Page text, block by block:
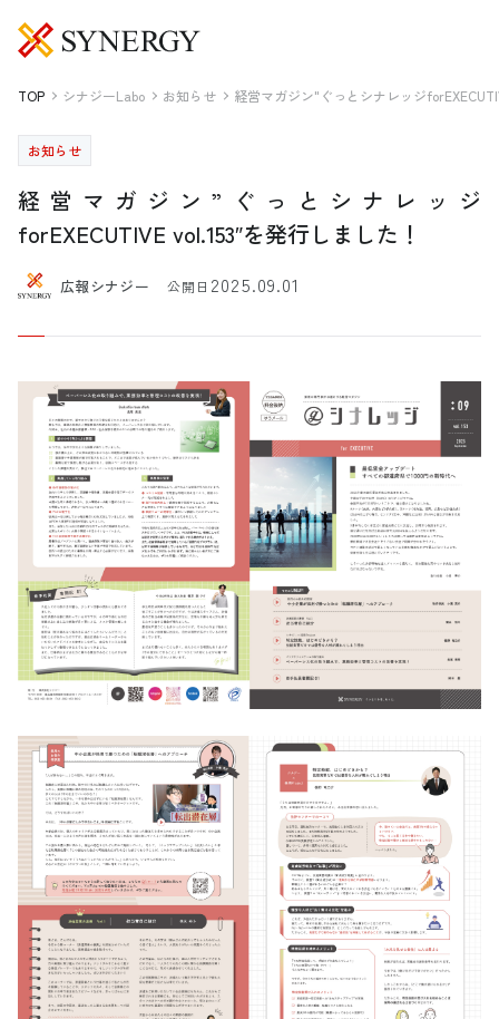
TOP シナジーLabo お知らせ 経営マガジン"ぐっとシナレッジ
お知らせ
経営マガジン”ぐっとシナレッジ
forEXECUTIVE vol.153″を発行しました！
広報シナジー 公開日 2025.09.01